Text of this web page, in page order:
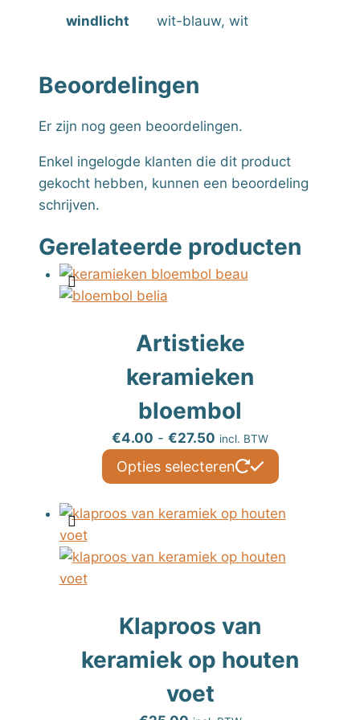
windlicht wit-blauw, wit
Beoordelingen
Er zijn nog geen beoordelingen.
Enkel ingelogde klanten die dit product
gekocht hebben, kunnen een beoordeling
schrijven.
Gerelateerde producten
Artistieke
keramieken
bloembol
€4.00 - €27.50 Prijsklasse:
€4.00
tot
incl. BTW
Opties selecteren
Dit
product
meerdere
Deze
worden
Klaproos van
keramiek op houten
voet